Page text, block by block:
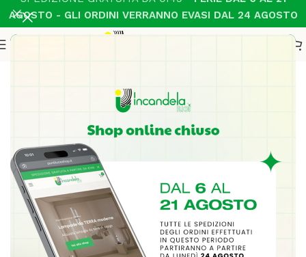
AGOSTO - GLI ORDINI VERRANNO EVASI DAL 24 AGOSTO